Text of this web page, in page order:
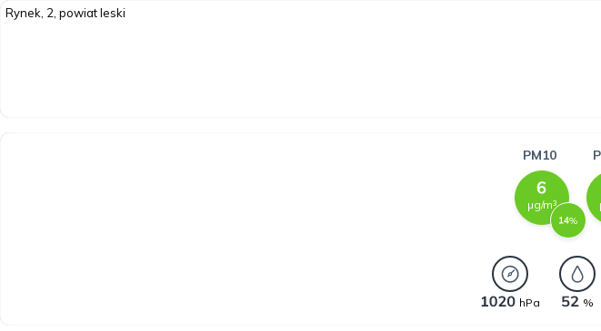
Rynek, 2, powiat leski
PM10
µg/m³
%
hPa %